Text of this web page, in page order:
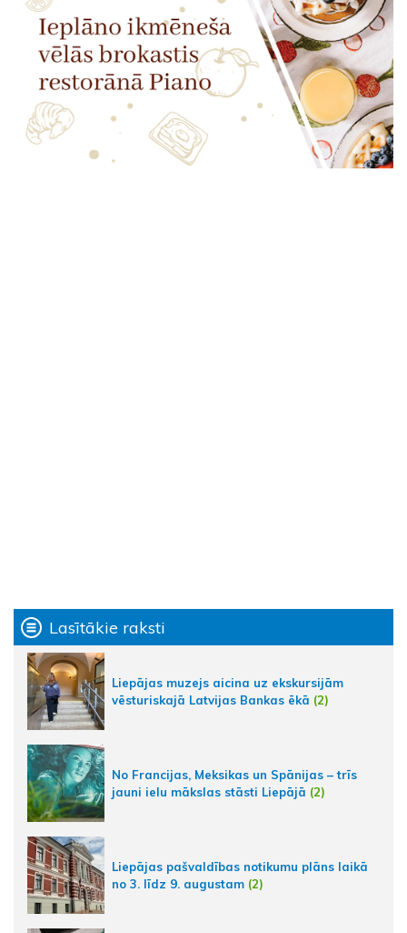
Lasītākie raksti
Liepājas muzejs aicina uz ekskursijām
vēsturiskajā Latvijas Bankas ēkā (2)
No Francijas, Meksikas un Spānijas – trīs
jauni ielu mākslas stāsti Liepājā (2)
Liepājas pašvaldības notikumu plāns laikā
no 3. līdz 9. augustam (2)